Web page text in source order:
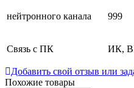
нейтронного канала 999
Связь с ПК ИК,
Добавить свой отзыв или
Похожие товары